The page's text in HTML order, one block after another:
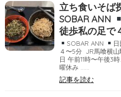
立ち食いそば
SOBAR ANN
徒歩私の足で
SOBAR ANN
４〜5分 JR馬喰横
日 午前11時〜午後3
曜休み ……
記事を読む